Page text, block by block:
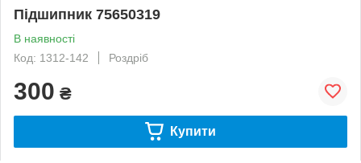
Підшипник 75650319
В наявності
Код: 1312-142
Роздріб
300 ₴
Купити